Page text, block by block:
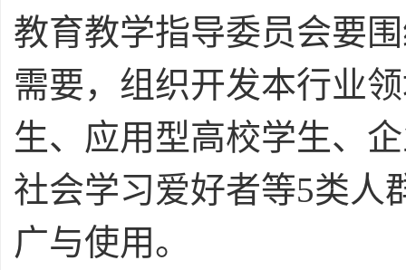
教育教学指导委员会要
需要，组织开发本行业
生、应用型高校学生、
社会学习爱好者等5类人
广与使用。